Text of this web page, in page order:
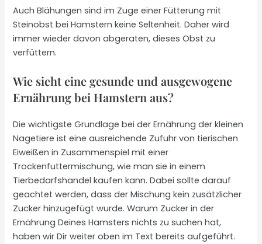
Auch Blähungen sind im Zuge einer Fütterung mit
Steinobst bei Hamstern keine Seltenheit. Daher wird
immer wieder davon abgeraten, dieses Obst zu
verfüttern.
Wie sieht eine gesunde und ausgewogene
Ernährung bei Hamstern aus?
Die wichtigste Grundlage bei der Ernährung der kleinen
Nagetiere ist eine ausreichende Zufuhr von tierischen
Eiweißen in Zusammenspiel mit einer
Trockenfuttermischung, wie man sie in einem
Tierbedarfshandel kaufen kann. Dabei sollte darauf
geachtet werden, dass der Mischung kein zusätzlicher
Zucker hinzugefügt wurde. Warum Zucker in der
Ernährung Deines Hamsters nichts zu suchen hat,
haben wir Dir weiter oben im Text bereits aufgeführt.